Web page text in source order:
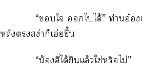
“ใ ไได้” ท่านอ๋
หลังสง่าก็เอ่ยขึ้น
“น้องสี่ได้ยินแล้วใช่หรือไม่”